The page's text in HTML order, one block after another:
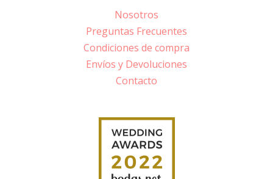
Nosotros
Preguntas Frecuentes
Condiciones de compra
Envíos y Devoluciones
Contacto